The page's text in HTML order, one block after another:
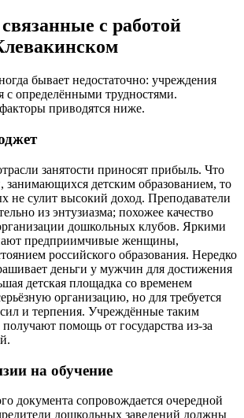
с работой
бывает недостаточно: учреждения
с определёнными трудностями.
приводятся ниже.
занятости приносят прибыль. Что
занимающихся детским образованием, то
не сулит высокий доход. Преподаватели
из энтузиазма; похожее качество
дошкольных клубов. Яркими
предприимчивые женщины,
российского образования. Нередко
деньги у мужчин для достижения
детская площадка со временем
организацию, но для требуется
и терпения. Учреждённые таким
помощь от государства из-за
на обучение
документа сопровождается очередной
дошкольных заведений должны